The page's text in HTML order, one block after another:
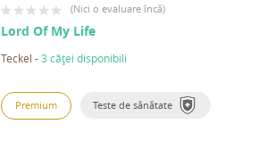
(Nici o evaluare încă)
Lord Of My Life
Teckel -3 căței disponibili
Premium Teste de sănătate